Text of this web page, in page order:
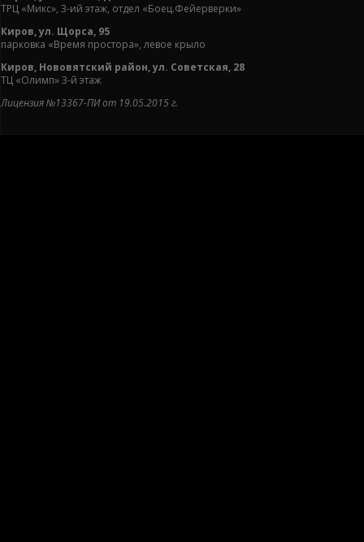
ТРЦ «Микс», 3-ий этаж, отдел «Боец.Фейерверки»
Киров, ул. Щорса, 95
парковка «Время простора», левое крыло
Киров, Нововятский район, ул. Советская, 28
ТЦ «Олимп» 3-й этаж
Лицензия №13367-ПИ от 19.05.2015 г.